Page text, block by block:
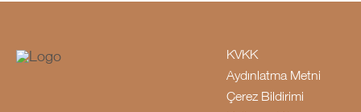
KVKK
Aydınlatma Metni
Çerez Bildirimi